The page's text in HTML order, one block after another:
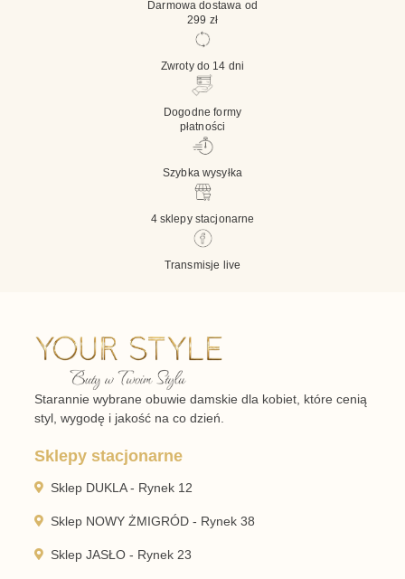
Darmowa dostawa od
299 zł
Zwroty do 14 dni
Dogodne formy
płatności
Szybka wysyłka
4 sklepy stacjonarne
Transmisje live
Starannie wybrane obuwie damskie dla kobiet, które cenią
styl, wygodę i jakość na co dzień.
Sklepy stacjonarne
Sklep DUKLA - Rynek 12
Sklep NOWY ŻMIGRÓD - Rynek 38
Sklep JASŁO - Rynek 23